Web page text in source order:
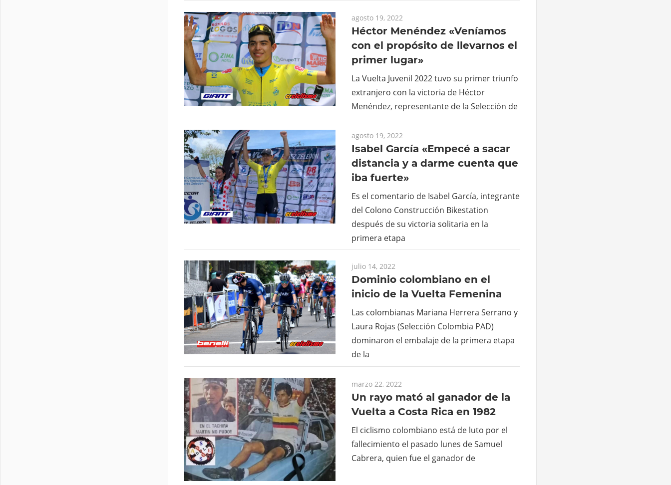
agosto 19, 2022
Héctor Menéndez «Veníamos
con el propósito de llevarnos el
primer lugar»
La Vuelta Juvenil 2022 tuvo su primer triunfo
extranjero con la victoria de Héctor
Menéndez, representante de la Selección de
agosto 19, 2022
Isabel García «Empecé a sacar
distancia y a darme cuenta que
iba fuerte»
Es el comentario de Isabel García, integrante
del Colono Construcción Bikestation
después de su victoria solitaria en la
primera etapa
julio 14, 2022
Dominio colombiano en el
inicio de la Vuelta Femenina
Las colombianas Mariana Herrera Serrano y
Laura Rojas (Selección Colombia PAD)
dominaron el embalaje de la primera etapa
de la
marzo 22, 2022
Un rayo mató al ganador de la
Vuelta a Costa Rica en 1982
El ciclismo colombiano está de luto por el
fallecimiento el pasado lunes de Samuel
Cabrera, quien fue el ganador de